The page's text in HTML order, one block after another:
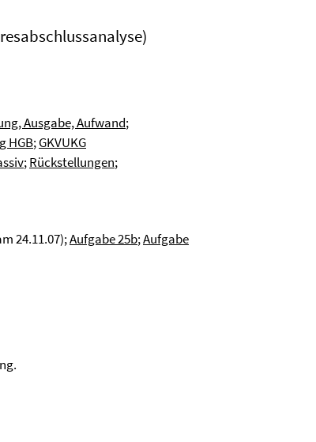
Ausgabe, Aufwand;
HGB;GKVUKG
;Rückstellungen;
24.11.07);Aufgabe 25b;Aufgabe